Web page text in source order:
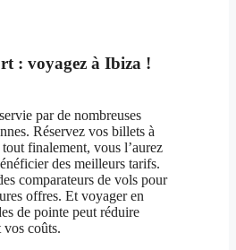
: voyagez à Ibiza !
par de nombreuses
Réservez vos billets à
finalement, vous l’aurez
des meilleurs tarifs.
comparateurs de vols pour
offres. Et voyager en
de pointe peut réduire
vos coûts.